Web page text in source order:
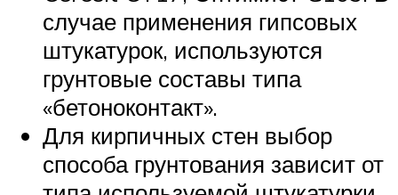
случае применения гипсовых
штукатурок, используются
грунтовые составы типа
«бетоноконтакт».
Для кирпичных стен выбор
способа грунтования зависит от